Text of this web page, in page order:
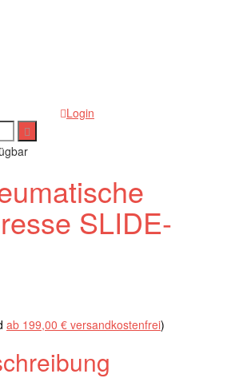
Login
SLIDE-
ab 199,00 € versandkostenfrei)